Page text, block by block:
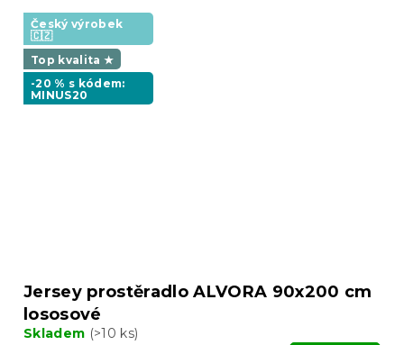
Český výrobek
🇨🇿
Top kvalita ★
-20 % s kódem:
MINUS20
Jersey prostěradlo ALVORA 90x200 cm
lososové
Skladem (>10 ks)